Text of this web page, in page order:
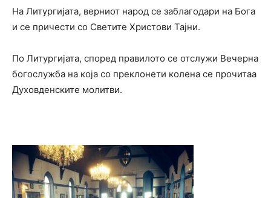
На Литургијата, верниот народ се заблагодари на Бога
и се причести со Светите Христови Тајни.
По Литургијата, според правилото се отслужи Вечерна
богослужба на која со преклонети колена се прочитаа
Духовденските молитви.